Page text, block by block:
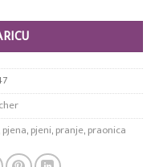
pjena,pjeni,pranje,praonica